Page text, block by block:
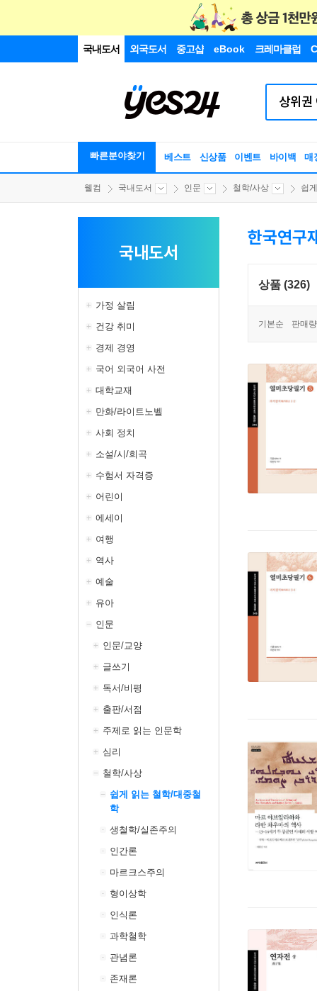
국내도서 외국도서 중고샵 eBook 크레마클럽
빠른분야찾기 베스트 신상품 이벤트 바이백 매
웰컴 국내도서 인문 철학/사상 쉽
국내도서
가정 살림
건강 취미
경제 경영
국어 외국어 사전
대학교재
만화/라이트노벨
사회 정치
소설/시/희곡
수험서 자격증
어린이
에세이
여행
역사
예술
유아
인문
인문/교양
글쓰기
독서/비평
출판/서점
주제로 읽는 인문학
심리
철학/사상
쉽게 읽는 철학/대중철
학
생철학/실존주의
인간론
마르크스주의
형이상학
인식론
과학철학
관념론
존재론
한국연구
상품 (326)
기본순 판매